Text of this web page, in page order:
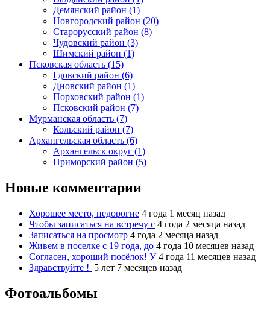
Демянский район (1)
Новгородский район (20)
Старорусский район (8)
Чудовский район (3)
Шимский район (1)
Псковская область (15)
Гдовский район (6)
Дновский район (1)
Порховский район (1)
Псковский район (7)
Мурманская область (7)
Кольский район (7)
Архангельская область (6)
Архангельск округ (1)
Приморский район (5)
Новые комментарии
Хорошее место, недорогие 4 года 1 месяц назад
Чтобы записаться на встречу с 4 года 2 месяца назад
Записаться на просмотр 4 года 2 месяца назад
Живем в поселке с 19 года, до 4 года 10 месяцев назад
Согласен, хороший посёлок! У 4 года 11 месяцев назад
Здравствуйте ! 5 лет 7 месяцев назад
Фотоальбомы